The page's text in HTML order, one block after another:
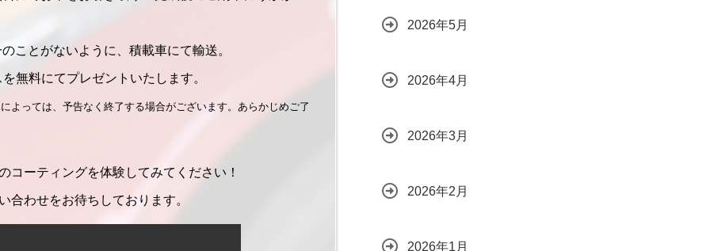
ことがないように、積載車にて輸送。
無料にてプレゼントいたします。
よっては、予告なく終了する場合がございます。あらかじめご了
コーティングを体験してみてください！
合わせをお待ちしております。
2026年5月
2026年4月
2026年3月
2026年2月
2026年1月